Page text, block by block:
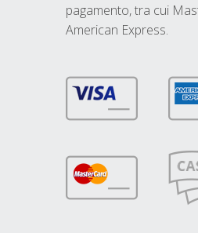
pagamento, tra cui
American Express.